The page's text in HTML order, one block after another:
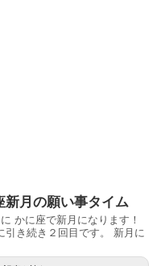
新月の願い事タイム
かに座で新月になります！
引き続き２回目です。 新月に